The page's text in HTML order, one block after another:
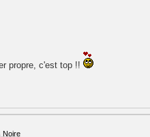
propre, c'est top !!
Noire